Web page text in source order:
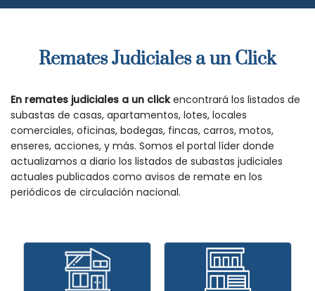
Remates Judiciales a un Click
En remates judiciales a un clickencontrará los listados de
subastas de casas, apartamentos, lotes, locales
comerciales, oficinas, bodegas, fincas, carros, motos,
enseres, acciones, y más. Somos el portal líder donde
actualizamos a diario los listados de subastas judiciales
actuales publicados como avisos de remate en los
periódicos de circulación nacional.